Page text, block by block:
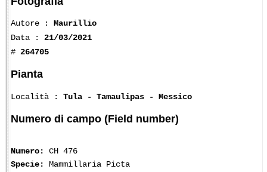
Autore : Maurillio
Data : 21/03/2021
# 264705
Pianta
Località : Tula - Tamaulipas - Messico
Numero di campo (Field number)
Numero:
CH 476
Specie:
Mammillaria Picta